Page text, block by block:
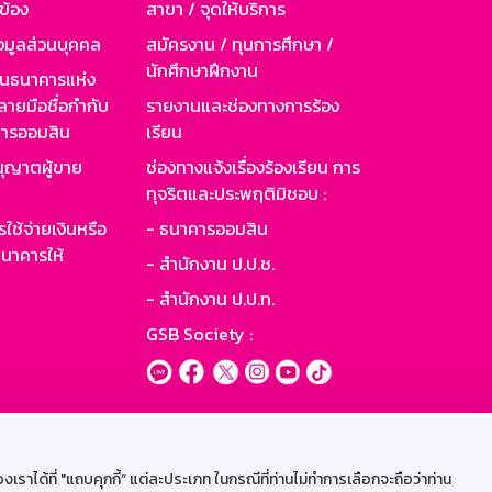
ได้ที่ "แถบคุกกี้” แต่ละประเภท ในกรณีที่ท่านไม่ทำการเลือกจะถือว่าท่าน
อง
มูลส่วนบุคคล
นาคารแห่ง
ายมือชื่อกำกับ
รออมสิน
ญาตผู้ขาย
ช้จ่ายเงินหรือ
คารให้
สาขา / จุดให้บริการ
สมัครงาน / ทุนการศึกษา /
นักศึกษาฝึกงาน
รายงานและช่องทางการร้อง
เรียน
ช่องทางแจ้งเรื่องร้องเรียน การ
ทุจริตและประพฤติมิชอบ :
- ธนาคารออมสิน
- สำนักงาน ป.ป.ช.
- สำนักงาน ป.ป.ท.
GSB Society :